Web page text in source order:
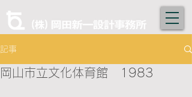
記事
岡山市立文化体育館 1983